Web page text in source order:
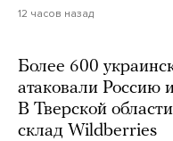
12 часов назад
Более 600
атаковали Россию
В Тверской
склад Wildberries